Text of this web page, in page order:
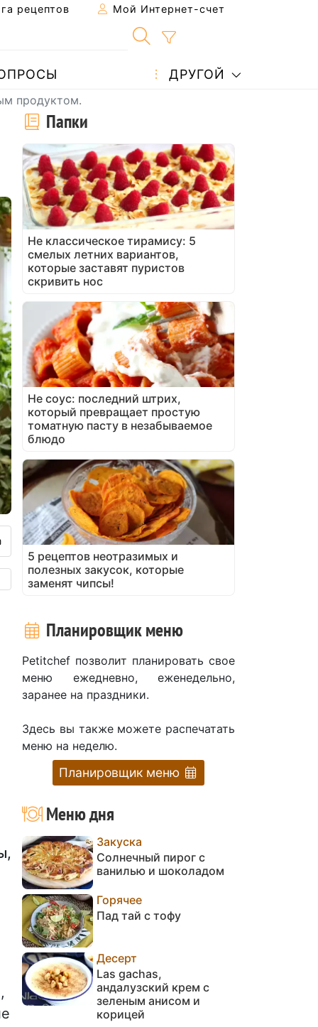
рецептов Мой Интернет-счет
ДРУГОЙ
продуктом.
Папки
Не классическое тирамису: 5
смелых летних вариантов,
которые заставят пуристов
скривить нос
Не соус: последний штрих,
который превращает простую
томатную пасту в незабываемое
блюдо
5 рецептов неотразимых и
полезных закусок, которые
заменят чипсы!
Планировщик меню
Petitchef позволит планировать свое
меню ежедневно, еженедельно,
заранее на праздники.
Здесь вы также можете распечатать
меню на неделю.
Планировщик меню
Меню дня
Закуска
Солнечный пирог с
ванилью и шоколадом
Горячее
Пад тай с тофу
Десерт
Las gachas,
андалузский крем с
зеленым анисом и
корицей